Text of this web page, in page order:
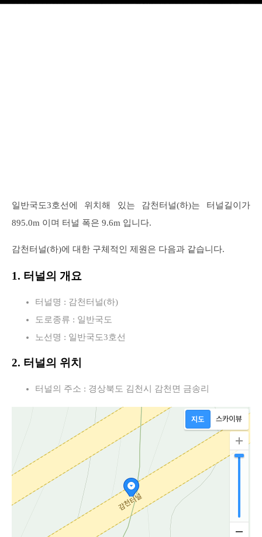
일반국도3호선에 위치해 있는 감천터널(하)는 터널길이가
895.0m 이며 터널 폭은 9.6m 입니다.
감천터널(하)에 대한 구체적인 제원은 다음과 같습니다.
1. 터널의 개요
터널명 : 감천터널(하)
도로종류 : 일반국도
노선명 : 일반국도3호선
2. 터널의 위치
터널의 주소 : 경상북도 김천시 감천면 금송리